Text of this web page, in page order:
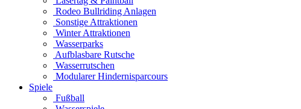
Rodeo Bullriding Anlagen
Sonstige Attraktionen
Winter Attraktionen
Wasserparks
Aufblasbare Rutsche
Wasserrutschen
Modularer Hindernisparcours
Spiele
Fußball